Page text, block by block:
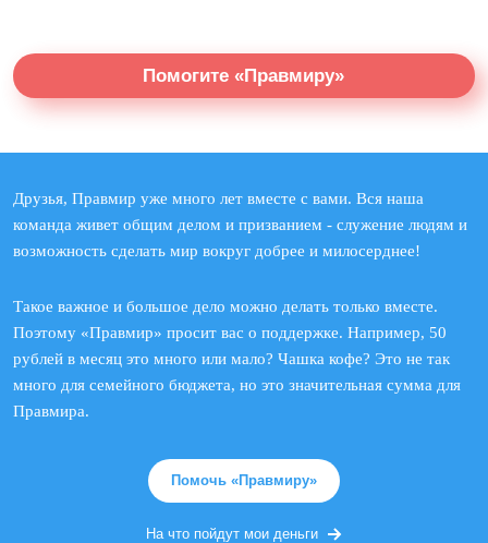
Помогите «Правмиру»
Друзья, Правмир уже много лет вместе с вами. Вся наша
команда живет общим делом и призванием - служение людям и
возможность сделать мир вокруг добрее и милосерднее!
Такое важное и большое дело можно делать только вместе.
Поэтому «Правмир» просит вас о поддержке. Например, 50
рублей в месяц это много или мало? Чашка кофе? Это не так
много для семейного бюджета, но это значительная сумма для
Правмира.
Помочь «Правмиру»
На что пойдут мои деньги